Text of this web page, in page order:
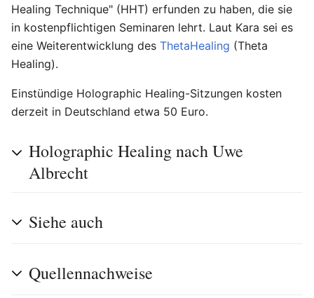
Healing Technique" (HHT) erfunden zu haben, die sie
in kostenpflichtigen Seminaren lehrt. Laut Kara sei es
eine Weiterentwicklung des ThetaHealing (Theta
Healing).
Einstündige Holographic Healing-Sitzungen kosten
derzeit in Deutschland etwa 50 Euro.
Holographic Healing nach Uwe
Albrecht
Siehe auch
Quellennachweise